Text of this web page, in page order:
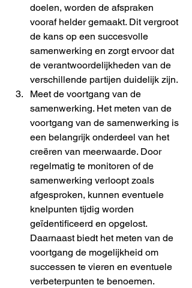
doelen, worden de afspraken
vooraf helder gemaakt. Dit vergroot
de kans op een succesvolle
samenwerking en zorgt ervoor dat
de verantwoordelijkheden van de
verschillende partijen duidelijk zijn.
Meet de voortgang van de
samenwerking. Het meten van de
voortgang van de samenwerking is
een belangrijk onderdeel van het
creëren van meerwaarde. Door
regelmatig te monitoren of de
samenwerking verloopt zoals
afgesproken, kunnen eventuele
knelpunten tijdig worden
geïdentificeerd en opgelost.
Daarnaast biedt het meten van de
voortgang de mogelijkheid om
successen te vieren en eventuele
verbeterpunten te benoemen.